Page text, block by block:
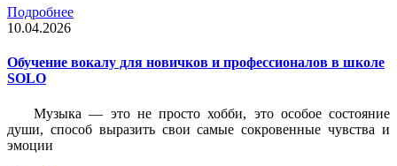
Подробнее
10.04.2026
Обучение вокалу для новичков и профессионалов в школе
SOLO
Музыка — это не просто хобби, это особое состояние
души, способ выразить свои самые сокровенные чувства и
эмоции